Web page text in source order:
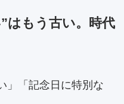
はもう古い。時代
」「記念日に特別な